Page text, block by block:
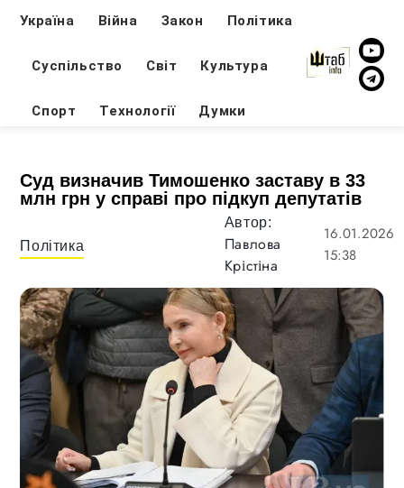
Україна Війна Закон Політика
Суспільство Світ Культура
Спорт Технології Думки
Суд визначив Тимошенко заставу в 33
млн грн у справі про підкуп депутатів
Політика
Автор:
Павлова
Крістіна
16.01.2026
15:38